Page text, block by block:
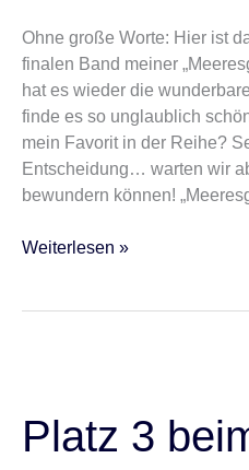
Ohne große Worte: Hier ist
finalen Band meiner
hat es wieder die
finde es so unglaublich
mein Favorit in der Reihe?
Entscheidung… warten wir
bewundern können!
Weiterlesen »
Platz 3
beim
Lovelybooks